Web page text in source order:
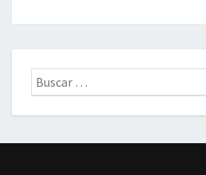
Buscar: